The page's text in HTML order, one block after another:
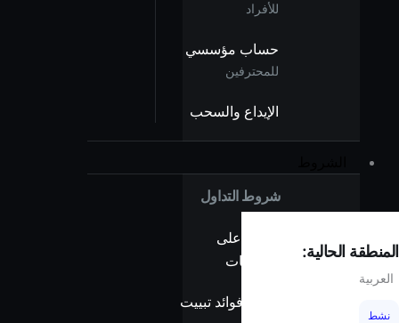
للأفراد
حساب مؤسسي
للمحترفين
الإيداع والسحب
شروط التداول
نظرة على
الفروقات
بدون فوائد تبييت
المنطقة الحالية:
العربية
نشط